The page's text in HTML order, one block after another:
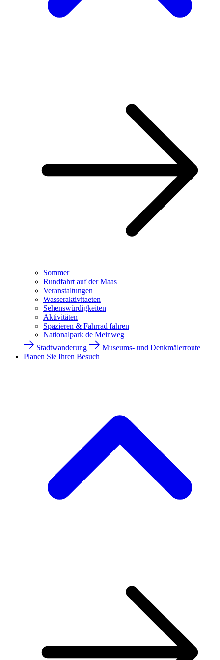
Sommer
Rundfahrt auf der Maas
Veranstaltungen
Wasseraktivitaeten
Sehenswürdigkeiten
Aktivitäten
Spazieren & Fahrrad fahren
Nationalpark de Meinweg
Stadtwanderung
Museums- und Denkmälerroute
Planen Sie Ihren Besuch